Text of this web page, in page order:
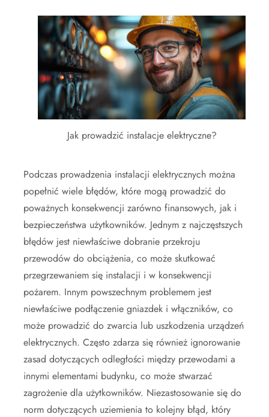
Jak prowadzić instalacje elektryczne?
Podczas prowadzenia instalacji elektrycznych można
popełnić wiele błędów, które mogą prowadzić do
poważnych konsekwencji zarówno finansowych, jak i
bezpieczeństwa użytkowników. Jednym z najczęstszych
błędów jest niewłaściwe dobranie przekroju
przewodów do obciążenia, co może skutkować
przegrzewaniem się instalacji i w konsekwencji
pożarem. Innym powszechnym problemem jest
niewłaściwe podłączenie gniazdek i włączników, co
może prowadzić do zwarcia lub uszkodzenia urządzeń
elektrycznych. Często zdarza się również ignorowanie
zasad dotyczących odległości między przewodami a
innymi elementami budynku, co może stwarzać
zagrożenie dla użytkowników. Niezastosowanie się do
norm dotyczących uziemienia to kolejny błąd, który